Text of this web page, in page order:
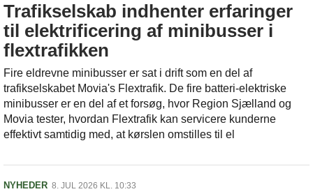
Trafikselskab indhenter erfaringer
til elektrificering af minibusser i
flextrafikken
Fire eldrevne minibusser er sat i drift som en del af
trafikselskabet Movia's Flextrafik. De fire batteri-elektriske
minibusser er en del af et forsøg, hvor Region Sjælland og
Movia tester, hvordan Flextrafik kan servicere kunderne
effektivt samtidig med, at kørslen omstilles til el
NYHEDER 8. JUL 2026 KL. 10:33